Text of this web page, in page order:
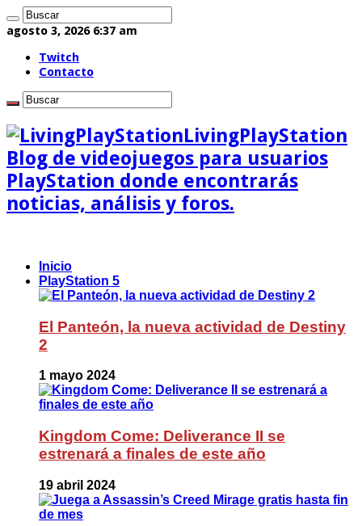
agosto 3, 2026 6:37 am
Twitch
Contacto
LivingPlayStation
Blog de videojuegos para usuarios
PlayStation donde encontrarás
noticias, análisis y foros.
Inicio
PlayStation 5
El Panteón, la nueva actividad de Destiny
2
1 mayo 2024
Kingdom Come: Deliverance II se
estrenará a finales de este año
19 abril 2024